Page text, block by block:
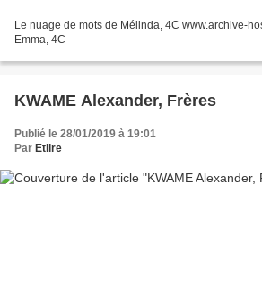
Le nuage de mots de Mélinda, 4C www.archive-
Emma, 4C
KWAME Alexander, Frères
Publié le 28/01/2019 à 19:01
Par Etlire